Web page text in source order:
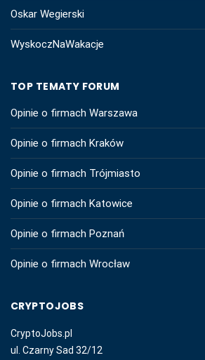
Oskar Wegierski
WyskoczNaWakacje
TOP TEMATY FORUM
Opinie o firmach Warszawa
Opinie o firmach Kraków
Opinie o firmach Trójmiasto
Opinie o firmach Katowice
Opinie o firmach Poznań
Opinie o firmach Wrocław
CRYPTOJOBS
CryptoJobs.pl
ul. Czarny Sad 32/12